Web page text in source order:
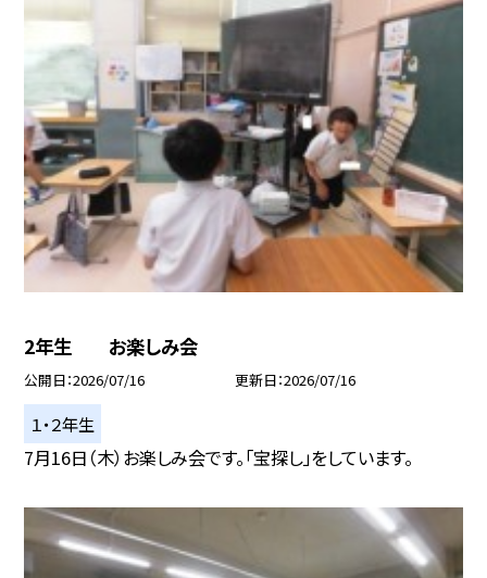
2年生 お楽しみ会
公開日 2026/07/16 更新日 2026/07/16
１・２年生
7月16日（木）お楽しみ会です。「宝探し」をしています。